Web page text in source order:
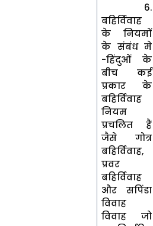
6.
बहिर्विवाह
के नियमों
के संबंध मे
-हिंदुओं के
बीच कई
प्रकार के
बहिर्विवाह
नियम
प्रचलित हैं
जैसे गोत्र
बहिर्विवाह,
प्रवर
बहिर्विवाह
और सपिंडा
विवाह
विवाह जो